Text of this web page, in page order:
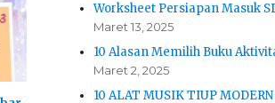
Worksheet Persiapan Masuk
Maret 13, 2025
10 Alasan Memilih Buku
Maret 2, 2025
10 ALAT MUSIK TIUP MODERN